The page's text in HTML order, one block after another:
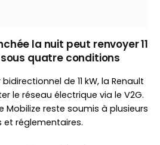
la nuit peut renvoyer 11
quatre conditions
de 11 kW, la Renault
le réseau électrique via le V2G.
Mobilize reste soumis à plusieurs
réglementaires.